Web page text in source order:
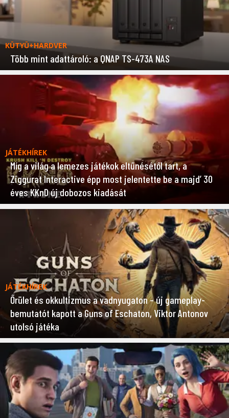
KÜTYÜ+HARDVER
Több mint adattároló: a QNAP TS-473A NAS
JÁTÉKHÍREK
Míg a világ a lemezes játékok eltűnésétől tart, a
Ziggurat Interactive épp most jelentette be a majd’ 30
éves KKnD új dobozos kiadását
JÁTÉKHÍREK
Őrület és okkultizmus a vadnyugaton – új gameplay-
bemutatót kapott a Guns of Eschaton, Viktor Antonov
utolsó játéka